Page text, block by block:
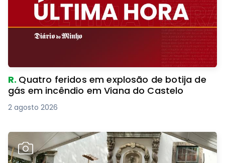
R. Quatro feridos em explosão de botija de
gás em incêndio em Viana do Castelo
2 agosto 2026